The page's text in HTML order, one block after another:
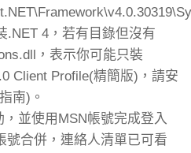
.NET 4，若有目錄但沒有
，表示你可能只裝
Client Profile(精簡版)，請安
南)。
並使用MSN帳號完成登入
號合併，連絡人清單已可看